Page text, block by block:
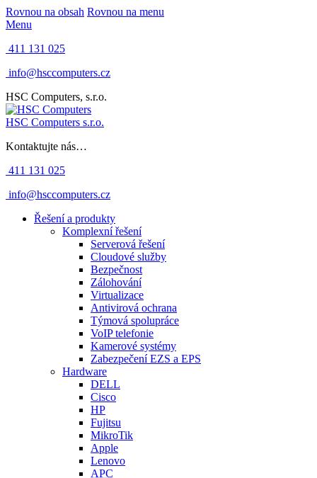
Rovnou na obsah Rovnou na menu
Menu
411 131 025
info@hsccomputers.cz
HSC Computers, s.r.o.
HSC Computers s.r.o.
Kontaktujte nás…
411 131 025
info@hsccomputers.cz
Řešení a produkty
Komplexní řešení
Serverová řešení
Cloudové služby
Bezpečnost
Zálohování
Virtualizace
Antivirová ochrana
Týmová spolupráce
VoIP telefonie
Kamerové systémy
Zabezpečení EZS a EPS
Hardware
DELL
Cisco
HP
Fujitsu
MikroTik
Apple
Lenovo
APC